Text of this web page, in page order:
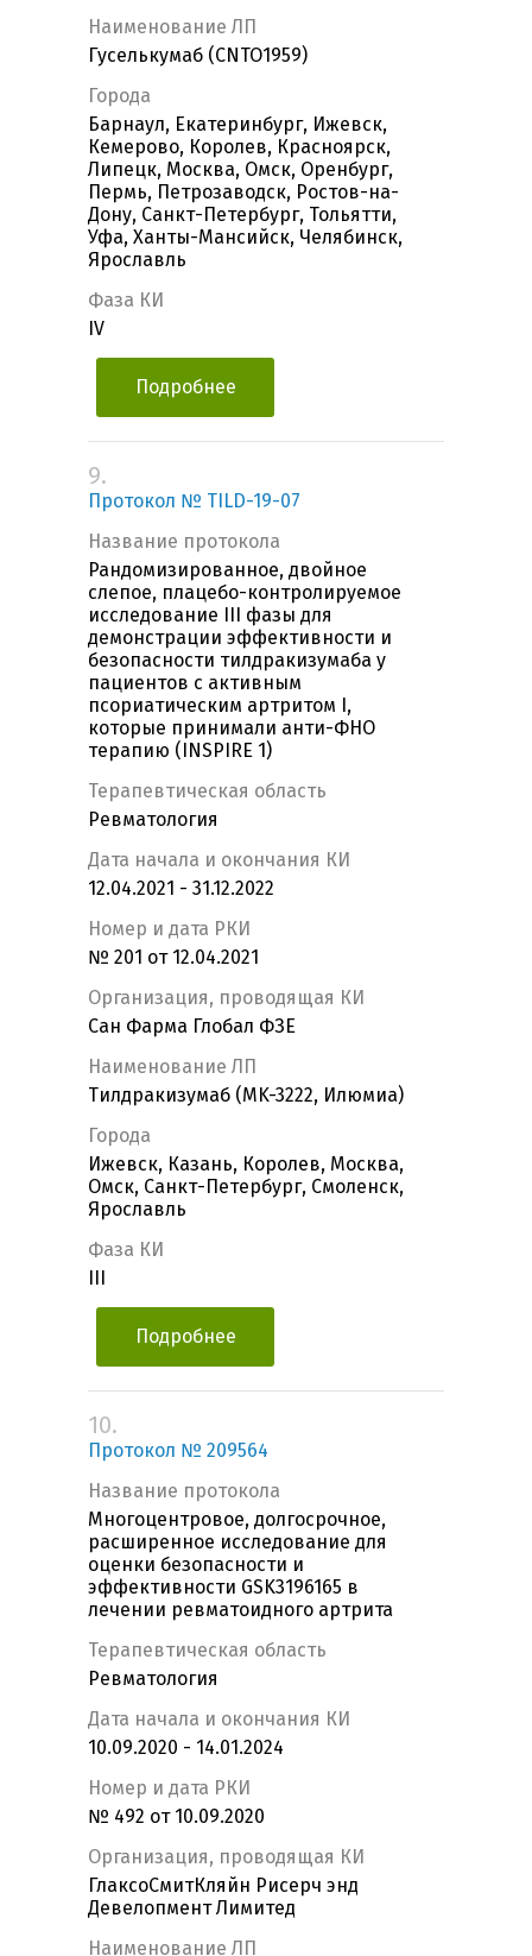
Наименование ЛП
Гуселькумаб (CNTO1959)
Города
Барнаул, Екатеринбург, Ижевск,
Кемерово, Королев, Красноярск,
Липецк, Москва, Омск, Оренбург,
Пермь, Петрозаводск, Ростов-на-
Дону, Санкт-Петербург, Тольятти,
Уфа, Ханты-Мансийск, Челябинск,
Ярославль
Фаза КИ
IV
Подробнее
9.
Протокол № TILD-19-07
Название протокола
Рандомизированное, двойное
слепое, плацебо-контролируемое
исследование III фазы для
демонстрации эффективности и
безопасности тилдракизумаба у
пациентов с активным
псориатическим артритом I,
которые принимали анти-ФНО
терапию (INSPIRE 1)
Терапевтическая область
Ревматология
Дата начала и окончания КИ
12.04.2021 - 31.12.2022
Номер и дата РКИ
№ 201 от 12.04.2021
Организация, проводящая КИ
Сан Фарма Глобал ФЗЕ
Наименование ЛП
Тилдракизумаб (MK-3222, Илюмиа)
Города
Ижевск, Казань, Королев, Москва,
Омск, Санкт-Петербург, Смоленск,
Ярославль
Фаза КИ
Подробнее
10.
Протокол № 209564
Название протокола
Многоцентровое, долгосрочное,
расширенное исследование для
оценки безопасности и
эффективности GSK3196165 в
лечении ревматоидного артрита
Терапевтическая область
Ревматология
Дата начала и окончания КИ
10.09.2020 - 14.01.2024
Номер и дата РКИ
№ 492 от 10.09.2020
Организация, проводящая КИ
ГлаксоСмитКляйн Рисерч энд
Девелопмент Лимитед
Наименование ЛП